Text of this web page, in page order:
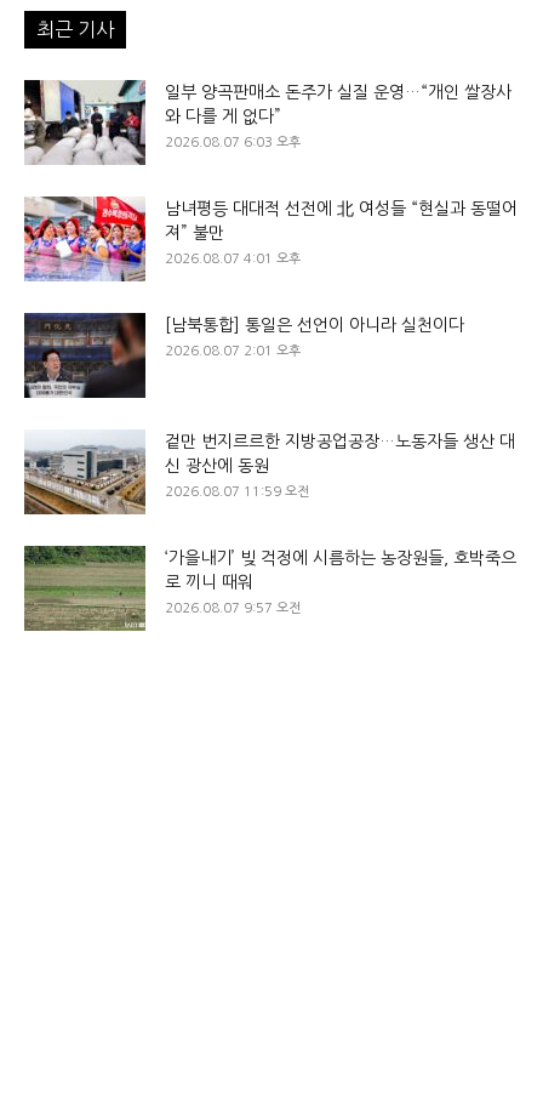
최근 기사
일부 양곡판매소 돈주가 실질 운영…“개인 쌀장사
와 다를 게 없다”
2026.08.07 6:03 오후
남녀평등 대대적 선전에 北 여성들 “현실과 동떨어
져” 불만
2026.08.07 4:01 오후
[남북통합] 통일은 선언이 아니라 실천이다
2026.08.07 2:01 오후
겉만 번지르르한 지방공업공장…노동자들 생산 대
신 광산에 동원
2026.08.07 11:59 오전
‘가을내기’ 빚 걱정에 시름하는 농장원들, 호박죽으
로 끼니 때워
2026.08.07 9:57 오전